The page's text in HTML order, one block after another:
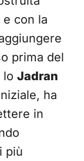
e con la
prima del
lo Jadran
ha
in
più